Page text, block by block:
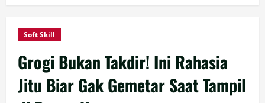
Soft Skill
Grogi Bukan Takdir! Ini Rahasia
Jitu Biar Gak Gemetar Saat Tampil